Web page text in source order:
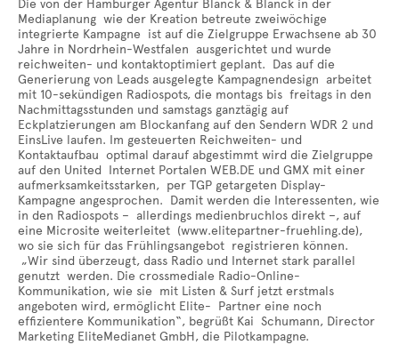
Die von der Hamburger Agentur Blanck & Blanck in der
Mediaplanung wie der Kreation betreute zweiwöchige
integrierte Kampagne ist auf die Zielgruppe Erwachsene ab 30
Jahre in Nordrhein-Westfalen ausgerichtet und wurde
reichweiten- und kontaktoptimiert geplant. Das auf die
Generierung von Leads ausgelegte Kampagnendesign arbeitet
mit 10-sekündigen Radiospots, die montags bis freitags in den
Nachmittagsstunden und samstags ganztägig auf
Eckplatzierungen am Blockanfang auf den Sendern WDR 2 und
EinsLive laufen. Im gesteuerten Reichweiten- und
Kontaktaufbau optimal darauf abgestimmt wird die Zielgruppe
auf den United Internet Portalen WEB.DE und GMX mit einer
aufmerksamkeitsstarken, per TGP getargeten Display-
Kampagne angesprochen. Damit werden die Interessenten, wie
in den Radiospots – allerdings medienbruchlos direkt –, auf
eine Microsite weiterleitet (www.elitepartner-fruehling.de),
wo sie sich für das Frühlingsangebot registrieren können.
„Wir sind überzeugt, dass Radio und Internet stark parallel
genutzt werden. Die crossmediale Radio-Online-
Kommunikation, wie sie mit Listen & Surf jetzt erstmals
angeboten wird, ermöglicht Elite- Partner eine noch
effizientere Kommunikation“, begrüßt Kai Schumann, Director
Marketing EliteMedianet GmbH, die Pilotkampagne.